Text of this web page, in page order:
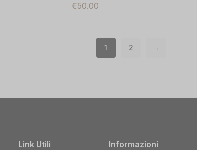
€50.00
1 2 →
Link Utili Informazioni